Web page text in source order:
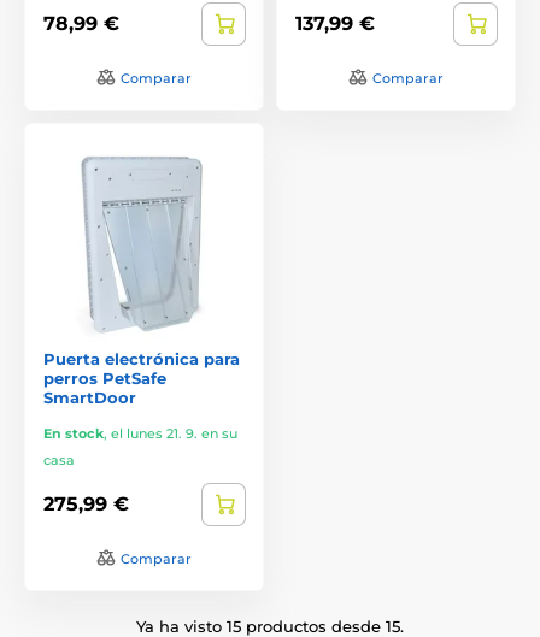
78,99 €
Comparar
137,99 €
Comparar
Puerta electrónica para
perros PetSafe
SmartDoor
En stock, el lunes 21. 9. en su
casa
275,99 €
Comparar
Ya ha visto 15 productos desde 15.